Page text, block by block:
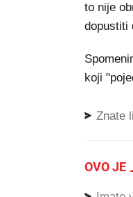
to nije
dopustiti
koji
Znate
OVO JE